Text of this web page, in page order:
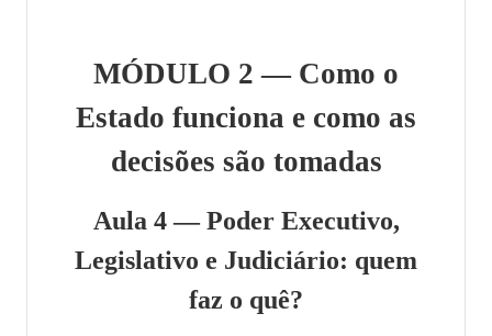
MÓDULO 2 — Como o
Estado funciona e como as
decisões são tomadas
Aula 4 — Poder Executivo,
Legislativo e Judiciário: quem
faz o quê?